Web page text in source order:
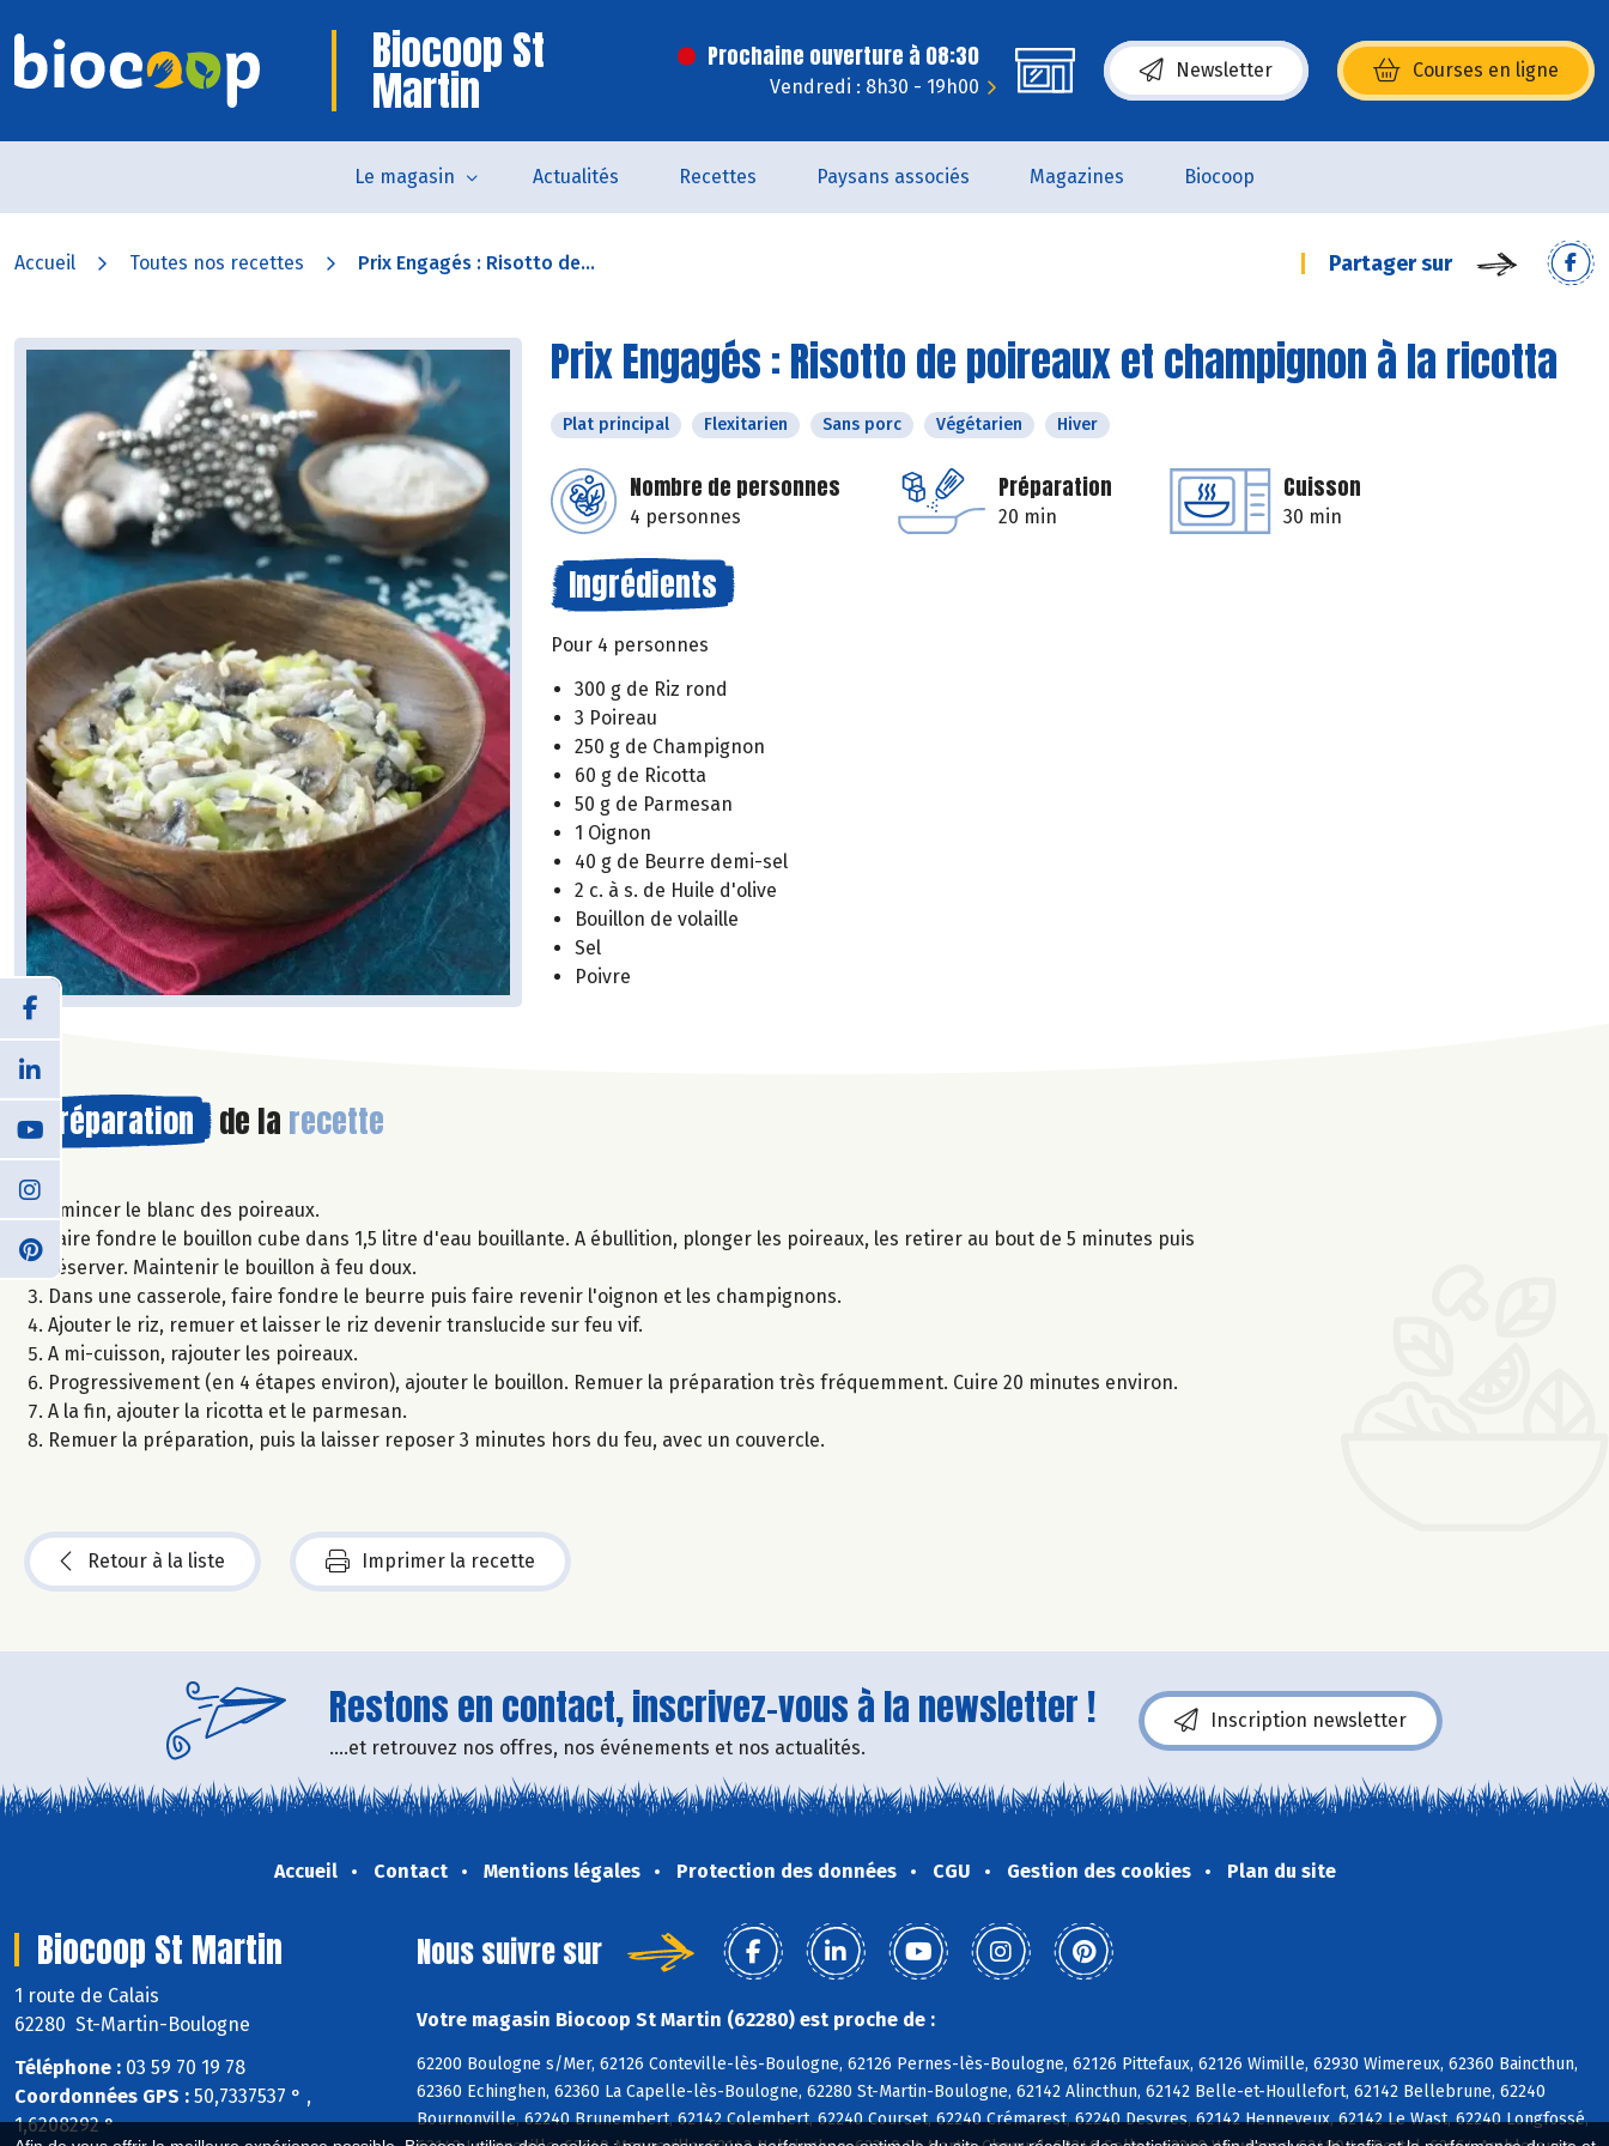
Biocoop St
Martin
Prochaine ouverture à 08:30
Vendredi : 8h30 - 19h00
Newsletter Courses en ligne
(s’ouvre dans une nouvelle fenêtre)
Le magasin Actualités Recettes Paysans associés Magazines Biocoop
Accueil Toutes nos recettes Prix Engagés : Risotto de... Partager sur
Prix Engagés : Risotto de poireaux et champignon à la ricotta
Plat principal Flexitarien Sans porc Végétarien Hiver
Nombre de personnes
4 personnes
Préparation
20 min
Cuisson
30 min
Ingrédients
Pour 4 personnes
300 g de Riz rond
3 Poireau
250 g de Champignon
60 g de Ricotta
50 g de Parmesan
1 Oignon
40 g de Beurre demi-sel
2 c. à s. de Huile d'olive
Bouillon de volaille
Sel
Poivre
Préparation de la recette
Emincer le blanc des poireaux.
Faire fondre le bouillon cube dans 1,5 litre d'eau bouillante. A ébullition, plonger les poireaux, les retirer au bout de 5 minutes puis
réserver. Maintenir le bouillon à feu doux.
Dans une casserole, faire fondre le beurre puis faire revenir l'oignon et les champignons.
Ajouter le riz, remuer et laisser le riz devenir translucide sur feu vif.
A mi-cuisson, rajouter les poireaux.
Progressivement (en 4 étapes environ), ajouter le bouillon. Remuer la préparation très fréquemment. Cuire 20 minutes environ.
A la fin, ajouter la ricotta et le parmesan.
Remuer la préparation, puis la laisser reposer 3 minutes hors du feu, avec un couvercle.
Retour à la liste Imprimer la recette
Restons en contact, inscrivez-vous à la newsletter !
....et retrouvez nos offres, nos événements et nos actualités.
Inscription newsletter
Accueil Contact Mentions légales Protection des données CGU Gestion des cookies Plan du site
Biocoop St Martin
1 route de Calais
62280 St-Martin-Boulogne
Téléphone : 03 59 70 19 78
Coordonnées GPS : 50,7337537 ° ,
1,6208292 °
Nous suivre sur
Votre magasin Biocoop St Martin (62280) est proche de :
62200 Boulogne s/Mer, 62126 Conteville-lès-Boulogne, 62126 Pernes-lès-Boulogne, 62126 Pittefaux, 62126 Wimille, 62930 Wimereux, 62360 Baincthun,
62360 Echinghen, 62360 La Capelle-lès-Boulogne, 62280 St-Martin-Boulogne, 62142 Alincthun, 62142 Belle-et-Houllefort, 62142 Bellebrune, 62240
Bournonville, 62240 Brunembert, 62142 Colembert, 62240 Courset, 62240 Crémarest, 62240 Desvres, 62142 Henneveux, 62142 Le Wast, 62240 Longfossé,